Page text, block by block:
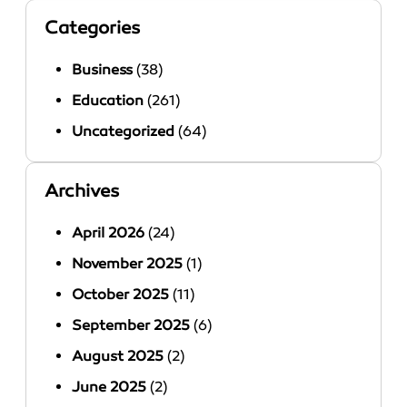
Categories
Business (38)
Education (261)
Uncategorized (64)
Archives
April 2026 (24)
November 2025 (1)
October 2025 (11)
September 2025 (6)
August 2025 (2)
June 2025 (2)